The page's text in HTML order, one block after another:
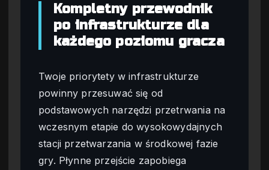
Kompletny przewodnik
po infrastrukturze dla
każdego poziomu gracza
Twoje priorytety w infrastrukturze
powinny przesuwać się od
podstawowych narzędzi przetrwania na
wczesnym etapie do wysokowydajnych
stacji przetwarzania w środkowej fazie
gry. Płynne przejście zapobiega